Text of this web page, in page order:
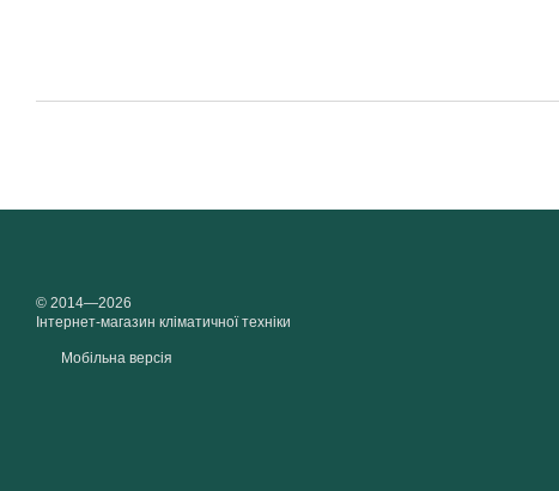
© 2014—2026
Інтернет-магазин кліматичної техніки
Мобільна версія